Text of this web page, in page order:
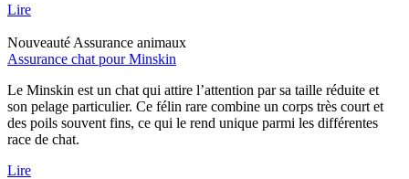
Lire
Nouveauté Assurance animaux
Assurance chat pour Minskin
Le Minskin est un chat qui attire l’attention par sa taille réduite et
son pelage particulier. Ce félin rare combine un corps très court et
des poils souvent fins, ce qui le rend unique parmi les différentes
race de chat.
Lire